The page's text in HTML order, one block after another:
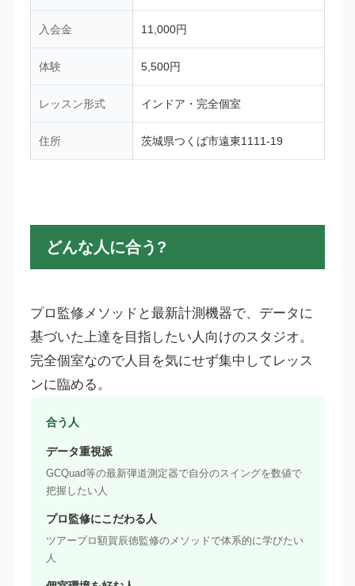
入会金 11,000円
体験 5,500円
レッスン形式 インドア・完全個室
住所 茨城県つくば市遠東1111-19
どんな人に合う?
プロ監修メソッドと最新計測機器で、データに
基づいた上達を目指したい人向けのスタジオ。
完全個室なので人目を気にせず集中してレッス
ンに臨める。
合う人
データ重視派
GCQuad等の最新弾道測定器で自分のスイングを数値で
把握したい人
プロ監修にこだわる人
ツアープロ額賀辰徳監修のメソッドで体系的に学びたい
人